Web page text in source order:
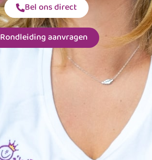
Bel ons direct
Rondleiding aanvragen